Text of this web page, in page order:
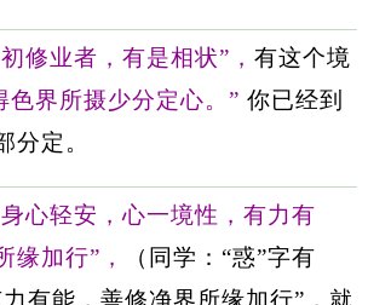
修业者，有是相状”， 有这个境
色界所摄少分定心。” 你已经到
分定。
心轻安，心一境性，有力有
缘加行”，
（同学：“惑”字有
有能，善修净界所缘加行”，就